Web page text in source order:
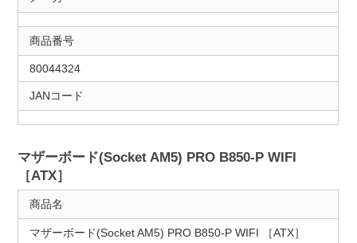
商品番号
80044324
JANコード
マザーボード(Socket AM5) PRO B850-P WIFI
［ATX］
商品名
マザーボード(Socket AM5) PRO B850-P WIFI ［ATX］